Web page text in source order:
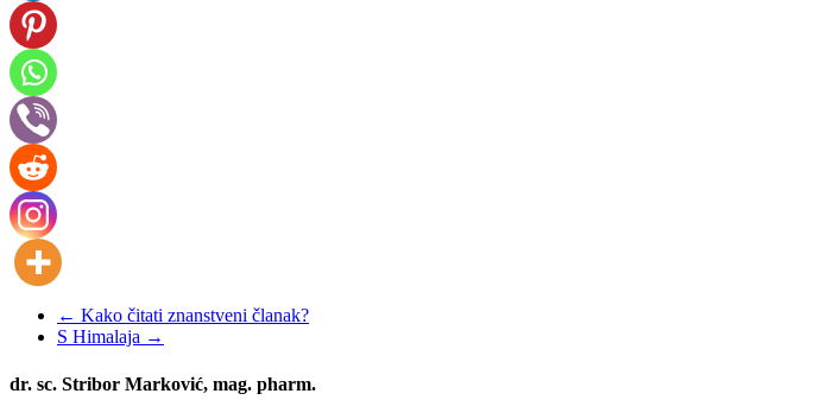
← Kako čitati znanstveni članak?
S Himalaja →
dr. sc. Stribor Marković, mag. pharm.